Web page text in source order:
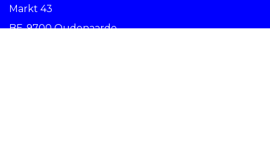
Markt 43
BE-9700 Oudenaarde